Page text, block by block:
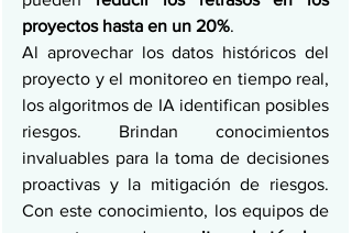
proyectos hasta en un 20%.
Al aprovechar los datos históricos del
proyecto y el monitoreo en tiempo real,
los algoritmos de IA identifican posibles
riesgos. Brindan conocimientos
invaluables para la toma de decisiones
proactivas y la mitigación de riesgos.
Con este conocimiento, los equipos de